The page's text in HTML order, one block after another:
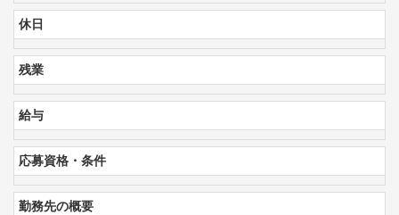
休日
残業
給与
応募資格・条件
勤務先の概要